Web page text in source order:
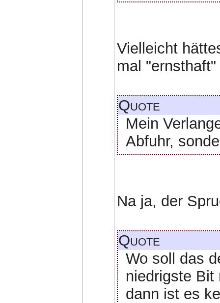
Vielleicht
mal
Quote
Mein
Abfuhr,
Na ja, der
Quote
Wo soll das
niedrigste
dann ist es